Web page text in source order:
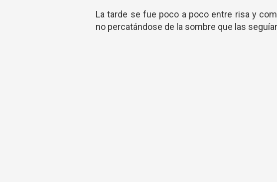
La tarde se fue poco a poco entre risa y
no percatándose de la sombre que las